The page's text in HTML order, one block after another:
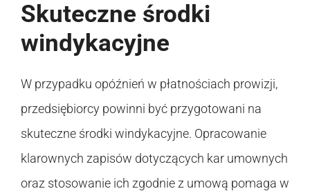
Skuteczne środki
windykacyjne
W przypadku opóźnień w płatnościach prowizji,
przedsiębiorcy powinni być przygotowani na
skuteczne środki windykacyjne. Opracowanie
klarownych zapisów dotyczących kar umownych
oraz stosowanie ich zgodnie z umową pomaga w